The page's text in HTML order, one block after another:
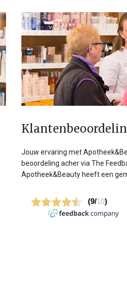
Jouw ervaring met
beoordeling acher via The
Apotheek&Beauty heeft een